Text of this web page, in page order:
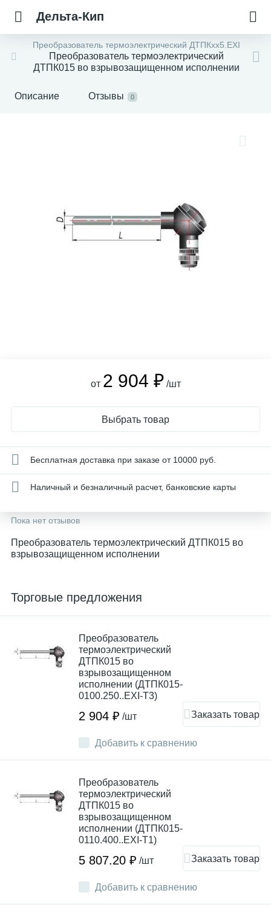
Дельта-Кип
Преобразователь термоэлектрический ДТПКхх5.EXI
Преобразователь термоэлектрический
ДТПК015 во взрывозащищенном исполнении
Описание Отзывы 0
от 2 904 ₽ /шт
Выбрать товар
Бесплатная доставка при заказе от 10000 руб.
Наличный и безналичный расчет, банковские карты
Пока нет отзывов
Преобразователь термоэлектрический ДТПК015 во
взрывозащищенном исполнении
Торговые предложения
Добавить к сравнению
Преобразователь
термоэлектрический
ДТПК015 во
взрывозащищенном
исполнении (ДТПК015-
0100.250..EXI-T3)
2 904 ₽ /шт Заказать товар
Добавить к сравнению
Преобразователь
термоэлектрический
ДТПК015 во
взрывозащищенном
исполнении (ДТПК015-
0110.400..EXI-T1)
5 807.20 ₽ /шт Заказать товар